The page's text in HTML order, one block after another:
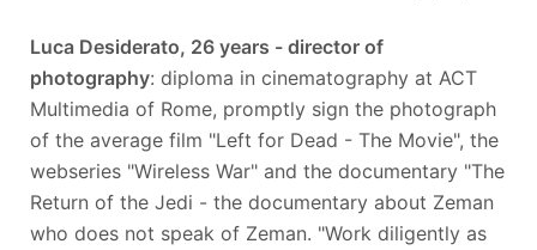
Luca Desiderato, 26 years - director of
photography: diploma in cinematography at ACT
Multimedia of Rome, promptly sign the photograph
of the average film "Left for Dead - The Movie", the
webseries "Wireless War" and the documentary "The
Return of the Jedi - the documentary about Zeman
who does not speak of Zeman. "Work diligently as